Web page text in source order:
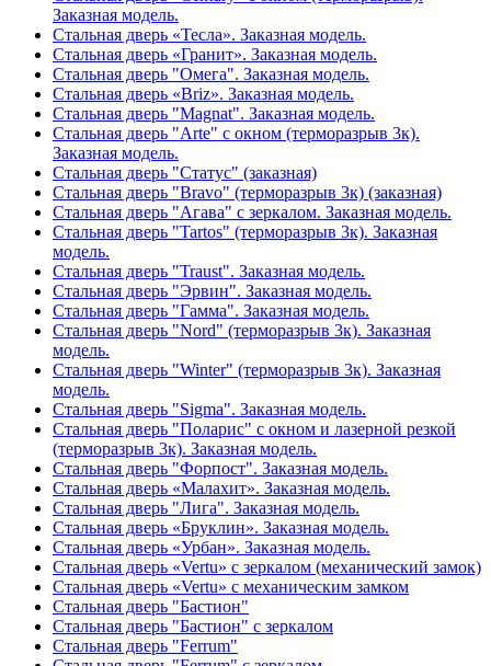
Заказная модель.
Стальная дверь «Тесла». Заказная модель.
Стальная дверь «Гранит». Заказная модель.
Стальная дверь "Омега". Заказная модель.
Стальная дверь «Briz». Заказная модель.
Стальная дверь "Magnat". Заказная модель.
Стальная дверь "Arte" с окном (терморазрыв 3к).
Заказная модель.
Стальная дверь "Статус" (заказная)
Стальная дверь "Bravo" (терморазрыв 3к) (заказная)
Стальная дверь "Агава" с зеркалом. Заказная модель.
Стальная дверь "Tartos" (терморазрыв 3к). Заказная
модель.
Стальная дверь "Traust". Заказная модель.
Стальная дверь "Эрвин". Заказная модель.
Стальная дверь "Гамма". Заказная модель.
Стальная дверь "Nord" (терморазрыв 3к). Заказная
модель.
Стальная дверь "Winter" (терморазрыв 3к). Заказная
модель.
Стальная дверь "Sigma". Заказная модель.
Стальная дверь "Поларис" с окном и лазерной резкой
(терморазрыв 3к). Заказная модель.
Стальная дверь "Форпост". Заказная модель.
Стальная дверь «Малахит». Заказная модель.
Стальная дверь "Лига". Заказная модель.
Стальная дверь «Бруклин». Заказная модель.
Стальная дверь «Урбан». Заказная модель.
Стальная дверь «Vertu» с зеркалом (механический замок)
Стальная дверь «Vertu» с механическим замком
Стальная дверь "Бастион"
Стальная дверь "Бастион" с зеркалом
Стальная дверь "Ferrum"